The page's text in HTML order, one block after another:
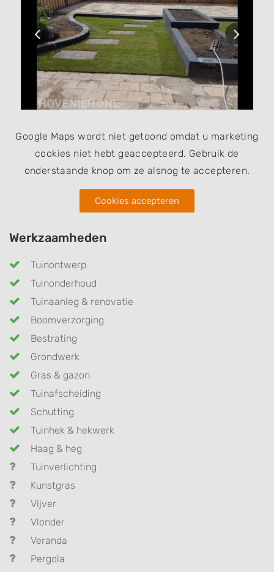
kappen en planten van bomen en boomadvies.
Google Maps wordt niet getoond omdat u marketing
cookies niet hebt geaccepteerd. Gebruik de
onderstaande knop om ze alsnog te accepteren.
Cookies accepteren
Werkzaamheden
Tuinontwerp
Tuinonderhoud
Tuinaanleg & renovatie
Boomverzorging
Bestrating
Grondwerk
Gras & gazon
Tuinafscheiding
Schutting
Tuinhek & hekwerk
Haag & heg
Tuinverlichting
Kunstgras
Vijver
Vlonder
Veranda
Pergola